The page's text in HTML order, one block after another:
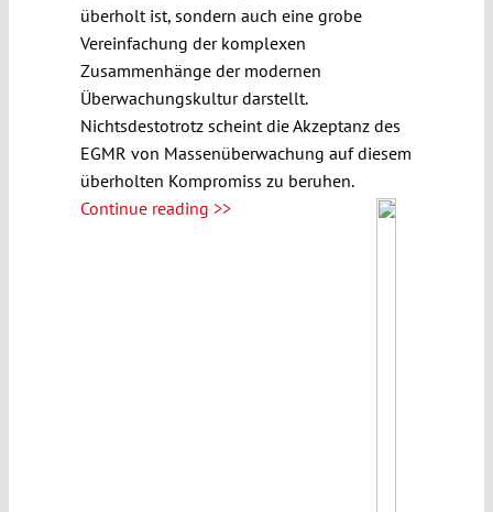
überholt ist, sondern auch eine grobe
Vereinfachung der komplexen
Zusammenhänge der modernen
Überwachungskultur darstellt.
Nichtsdestotrotz scheint die Akzeptanz des
EGMR von Massenüberwachung auf diesem
überholten Kompromiss zu beruhen.
Continue reading >>